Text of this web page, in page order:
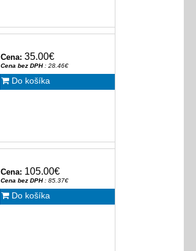
Cena: 35.00€
Cena bez DPH: 28.46€
Do košíka
Cena: 105.00€
Cena bez DPH: 85.37€
Do košíka